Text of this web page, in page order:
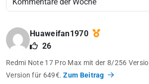
Huaweifan1970
26
Redmi Note 17 Pro Max mit der 8/256
Version für 649€.Zum Beitrag